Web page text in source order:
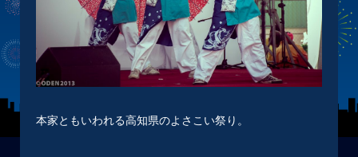
本家ともいわれる高知県のよさこい祭り。